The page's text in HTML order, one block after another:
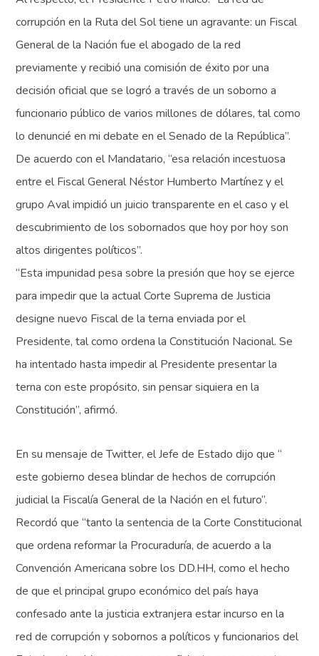
corrupción en la Ruta del Sol tiene un agravante: un Fiscal
General de la Nación fue el abogado de la red
previamente y recibió una comisión de éxito por una
decisión oficial que se logró a través de un soborno a
funcionario público de varios millones de dólares, tal como
lo denuncié en mi debate en el Senado de la República”.
De acuerdo con el Mandatario, “esa relación incestuosa
entre el Fiscal General Néstor Humberto Martínez y el
grupo Aval impidió un juicio transparente en el caso y el
descubrimiento de los sobornados que hoy por hoy son
altos dirigentes políticos”.
“Esta impunidad pesa sobre la presión que hoy se ejerce
para impedir que la actual Corte Suprema de Justicia
designe nuevo Fiscal de la terna enviada por el
Presidente, tal como ordena la Constitución Nacional. Se
ha intentado hasta impedir al Presidente presentar la
terna con este propósito, sin pensar siquiera en la
Constitución”, afirmó.
En su mensaje de Twitter, el Jefe de Estado dijo que “​
este gobierno desea blindar de hechos de corrupción
judicial la Fiscalía General de la Nación en el futuro”.
Recordó que “tanto la sentencia de la Corte Constitucional
que ordena reformar la Procuraduría, de acuerdo a la
Convención Americana sobre los DD.HH, como el hecho
de que el principal grupo económico del país haya
confesado ante la justicia extranjera estar incurso en la
red de corrupción y sobornos a políticos y funcionarios del